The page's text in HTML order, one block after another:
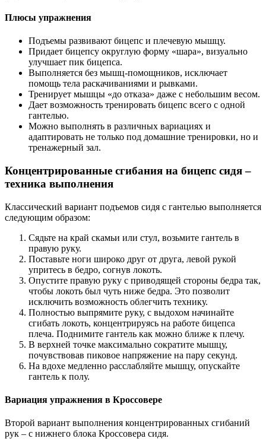
Плюсы упражнения
Подъемы развивают бицепс и плечевую мышцу.
Придает бицепсу округлую форму «шара», визуально
улучшает пик бицепса.
Выполняется без мышц-помощников, исключает
помощь тела раскачиваниями и рывками.
Тренирует мышцы «до отказа» даже с небольшим весом.
Дает возможность тренировать бицепс всего с одной
гантелью.
Можно выполнять в различных вариациях и
адаптировать не только под домашние тренировки, но и
тренажерный зал.
Концентрированные сгибания на бицепс сидя –
техника выполнения
Классический вариант подъемов сидя с гантелью выполняется
следующим образом:
Сядьте на край скамьи или стул, возьмите гантель в
правую руку.
Поставьте ноги широко друг от друга, левой рукой
упритесь в бедро, согнув локоть.
Опустите правую руку с приводящей стороны бедра так,
чтобы локоть был чуть ниже бедра. Это позволит
исключить возможность облегчить технику.
Полностью выпрямите руку, с выдохом начинайте
сгибать локоть, концентрируясь на работе бицепса
плеча. Поднимите гантель как можно ближе к плечу.
В верхней точке максимально сократите мышцу,
почувствовав пиковое напряжение на пару секунд.
На вдохе медленно расслабляйте мышцу, опускайте
гантель к полу.
Вариация упражнения в Кроссовере
Второй вариант выполнения концентрированных сгибаний
рук – с нижнего блока Кроссовера сидя.